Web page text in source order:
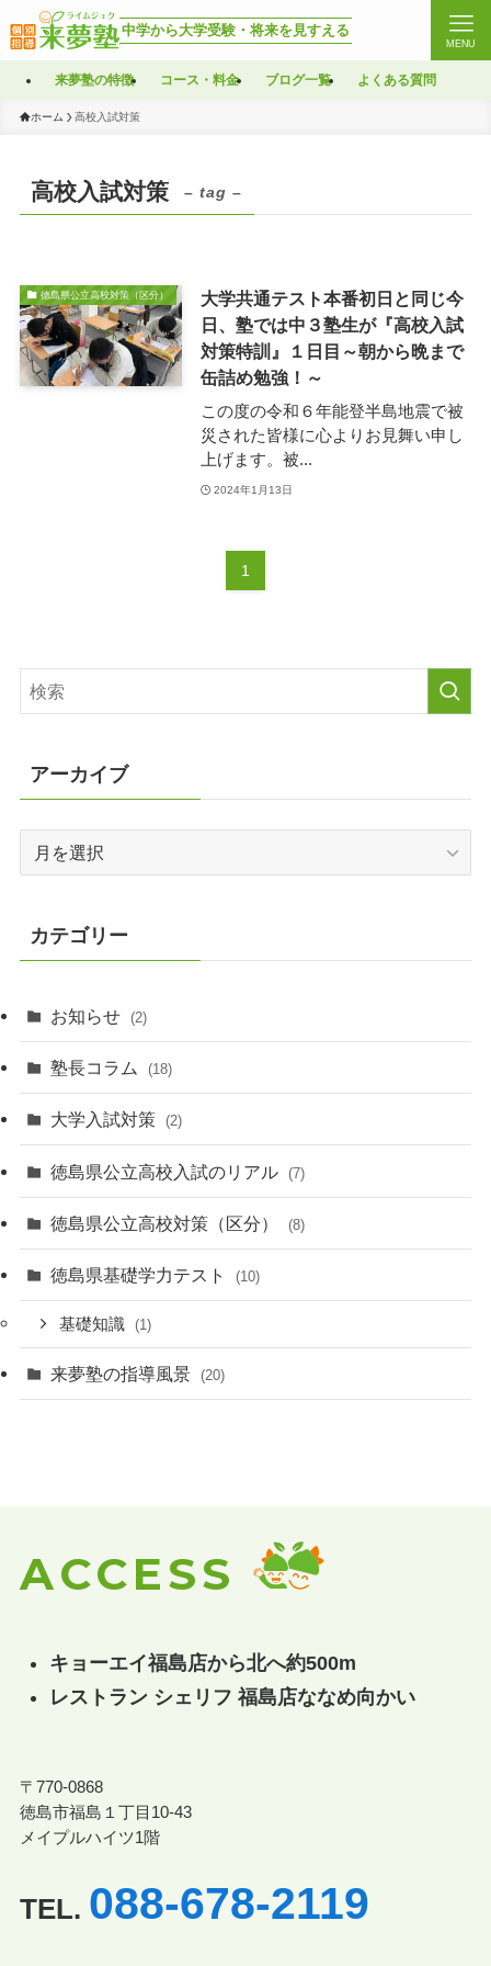
中学から大学受験・将来を見すえる
MENU
来夢塾の特徴 コース・料金 ブログ一覧 よくある質問
ホーム 高校入試対策
高校入試対策 – tag –
徳島県公立高校対策（区分）
大学共通テスト本番初日と同じ今
日、塾では中３塾生が『高校入試
対策特訓』１日目～朝から晩まで
缶詰め勉強！～
この度の令和６年能登半島地震で被
災された皆様に心よりお見舞い申し
上げます。被...
2024年1月13日
1
アーカイブ
ブ
カテゴリー
お知らせ (2)
塾長コラム (18)
大学入試対策 (2)
徳島県公立高校入試のリアル (7)
徳島県公立高校対策（区分） (8)
徳島県基礎学力テスト (10)
基礎知識 (1)
来夢塾の指導風景 (20)
ACCESS
キョーエイ福島店から北へ約500m
レストラン シェリフ 福島店ななめ向かい
〒770-0868
徳島市福島１丁目10-43
メイプルハイツ1階
TEL. 088-678-2119